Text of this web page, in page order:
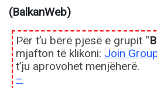
(BalkanWeb)
Për t’u bërë pjesë e grupit “
mjafton të klikoni: Join
t’ju aprovohet menjëherë.
–